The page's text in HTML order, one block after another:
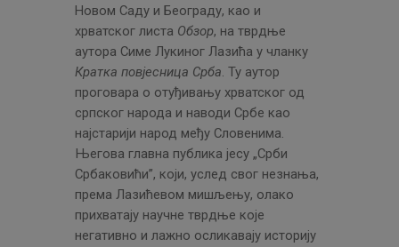
Новом Саду и Београду, као и
хрватског листа Обзор, на тврдње
аутора Симе Лукиног Лазића у чланку
Кратка повјесница Срба. Ту аутор
проговара о отуђивању хрватског од
српског народа и наводи Србе као
најстарији народ међу Словенима.
Његова главна публика јесу „Срби
Србаковићи”, који, услед свог незнања,
према Лазићевом мишљењу, олако
прихватају научне тврдње које
негативно и лажно осликавају историју